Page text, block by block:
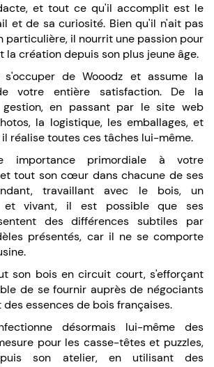
et tout ce qu'il accomplit est le
et de sa curiosité. Bien qu'il n'ait pas
particulière, il nourrit une passion pour
la création depuis son plus jeune âge.
de Wooodz et assume la
votre entière satisfaction. De la
en passant par le site web
la logistique, les emballages, et
réalise toutes ces tâches lui-même.
importance primordiale à votre
tout son cœur dans chacune de ses
travaillant avec le bois, un
et vivant, il est possible que ses
des différences subtiles par
présentés, car il ne se comporte
son bois en circuit court, s'efforçant
de se fournir auprès de négociants
essences de bois françaises.
désormais lui-même des
pour les casse-têtes et puzzles,
son atelier, en utilisant des